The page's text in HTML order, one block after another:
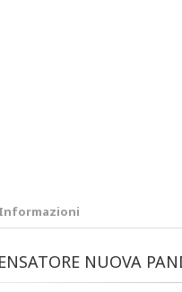
NUOVA